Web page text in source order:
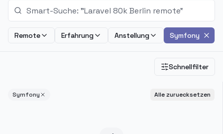
Remote Erfahrung Anstellung Symfony
Schnellfilter
Symfony Alle zuruecksetzen